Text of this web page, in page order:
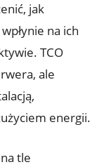
jak
na ich
TCO
ale
energii.
tle